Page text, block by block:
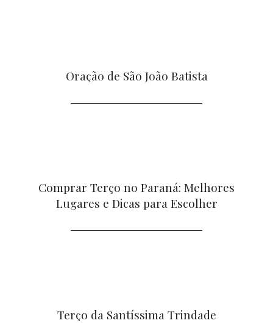
Oração de São João Batista
Comprar Terço no Paraná: Melhores
Lugares e Dicas para Escolher
Terço da Santíssima Trindade